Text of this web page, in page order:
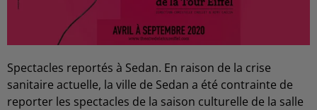
Spectacles reportés à Sedan. En raison de la crise
sanitaire actuelle, la ville de Sedan a été contrainte de
reporter les spectacles de la saison culturelle de la salle